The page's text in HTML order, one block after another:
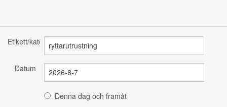
Etikett/kategori
Datum
Denna dag och framåt